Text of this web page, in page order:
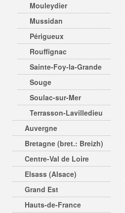
Mouleydier
Mussidan
Périgueux
Rouffignac
Sainte-Foy-la-Grande
Souge
Soulac-sur-Mer
Terrasson-Lavilledieu
Auvergne
Bretagne (bret.: Breizh)
Centre-Val de Loire
Elsass (Alsace)
Grand Est
Hauts-de-France